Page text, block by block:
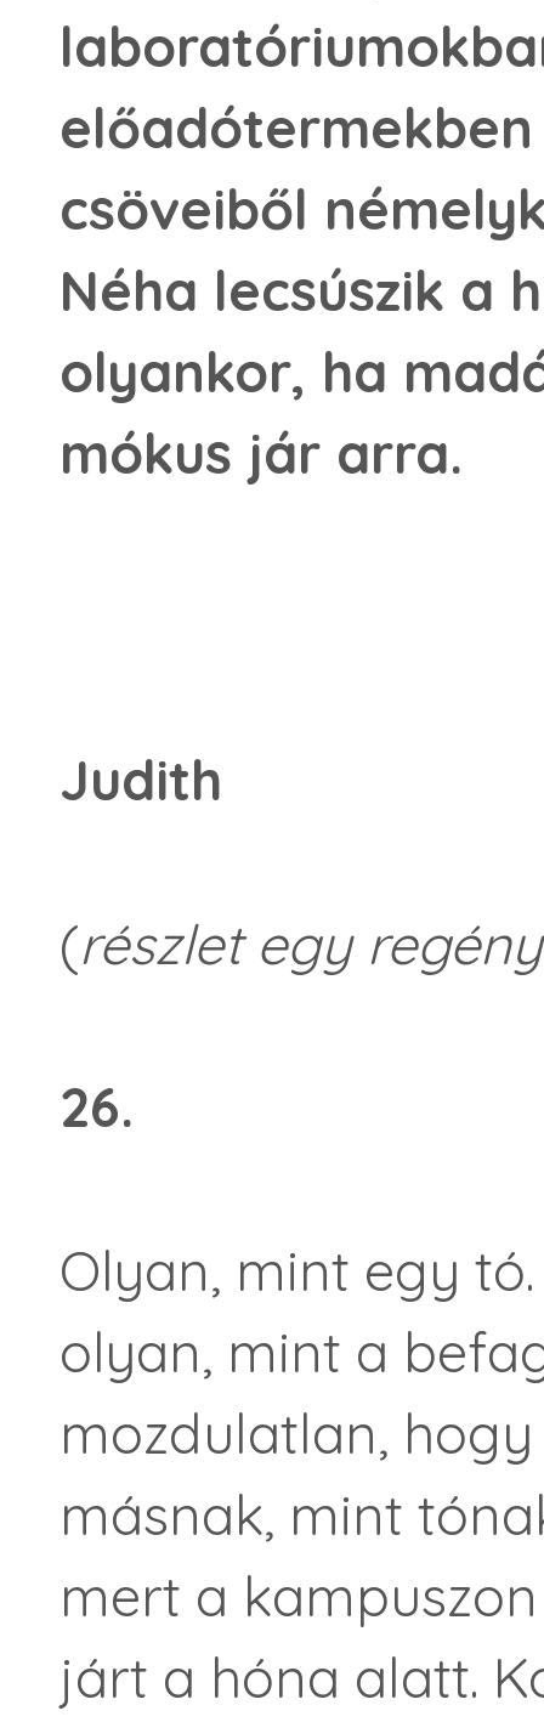
csöveiből
Néha lecsúszik a
olyankor, ha
mókus jár arra.
Judith
(részlet egy
26.
Olyan, mint egy
olyan, mint a
mozdulatlan,
másnak, mint
mert a
járt a hóna alatt.